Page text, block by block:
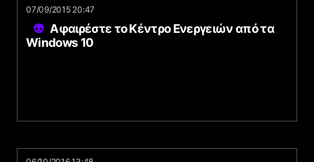
07/09/2015 20:47
Αφαιρέστε το Κέντρο Ενεργειών από τα
Windows 10